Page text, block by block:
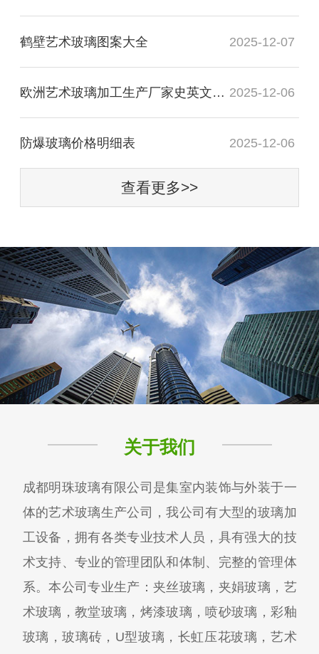
鹤壁艺术玻璃图案大全 2025-12-07
欧洲艺术玻璃加工生产厂家史英文名词解释 2025-12-06
防爆玻璃价格明细表 2025-12-06
查看更多>>
关于我们
成都明珠玻璃有限公司是集室内装饰与外装于一
体的艺术玻璃生产公司，我公司有大型的玻璃加
工设备，拥有各类专业技术人员，具有强大的技
术支持、专业的管理团队和体制、完整的管理体
系。本公司专业生产：夹丝玻璃，夹娟玻璃，艺
术玻璃，教堂玻璃，烤漆玻璃，喷砂玻璃，彩釉
玻璃，玻璃砖，U型玻璃，长虹压花玻璃，艺术